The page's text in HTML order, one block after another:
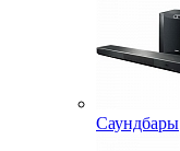
Саундбары